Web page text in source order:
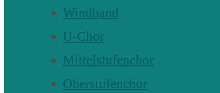
Windband
U-Chor
Mittelstufenchor
Oberstufenchor